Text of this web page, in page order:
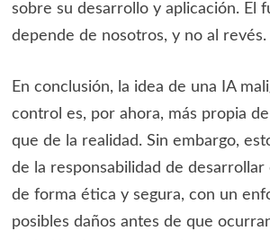
sobre su desarrollo y aplicación. El
depende de nosotros, y no al revés.
En conclusión, la idea de una IA
control es, por ahora, más propia
que de la realidad. Sin embargo,
de la responsabilidad de desarrollar
de forma ética y segura, con un
posibles daños antes de que